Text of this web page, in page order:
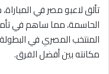
تألق لاعبو مصر في
الحاسمة، مما ساهم في
المنتخب المصري في
مكانته بين أفضل الفرق.